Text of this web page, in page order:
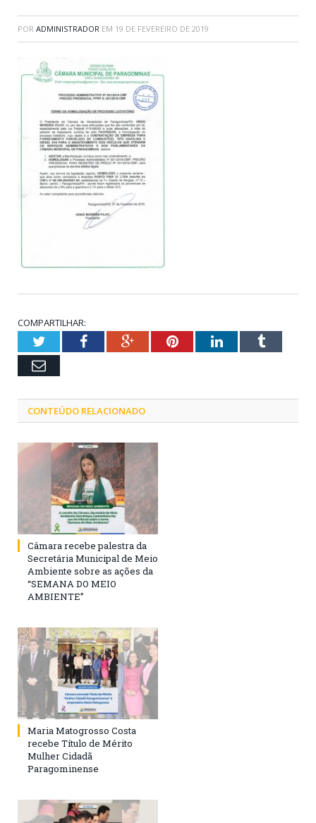
POR ADMINISTRADOR EM 19 DE FEVEREIRO DE 2019
COMPARTILHAR:
TwitterFacebookGoogle+PinterestLinkedInTumblr
Email
CONTEÚDO RELACIONADO
Câmara recebe palestra da
Secretária Municipal de Meio
Ambiente sobre as ações da
“SEMANA DO MEIO
AMBIENTE”
Maria Matogrosso Costa
recebe Título de Mérito
Mulher Cidadã
Paragominense